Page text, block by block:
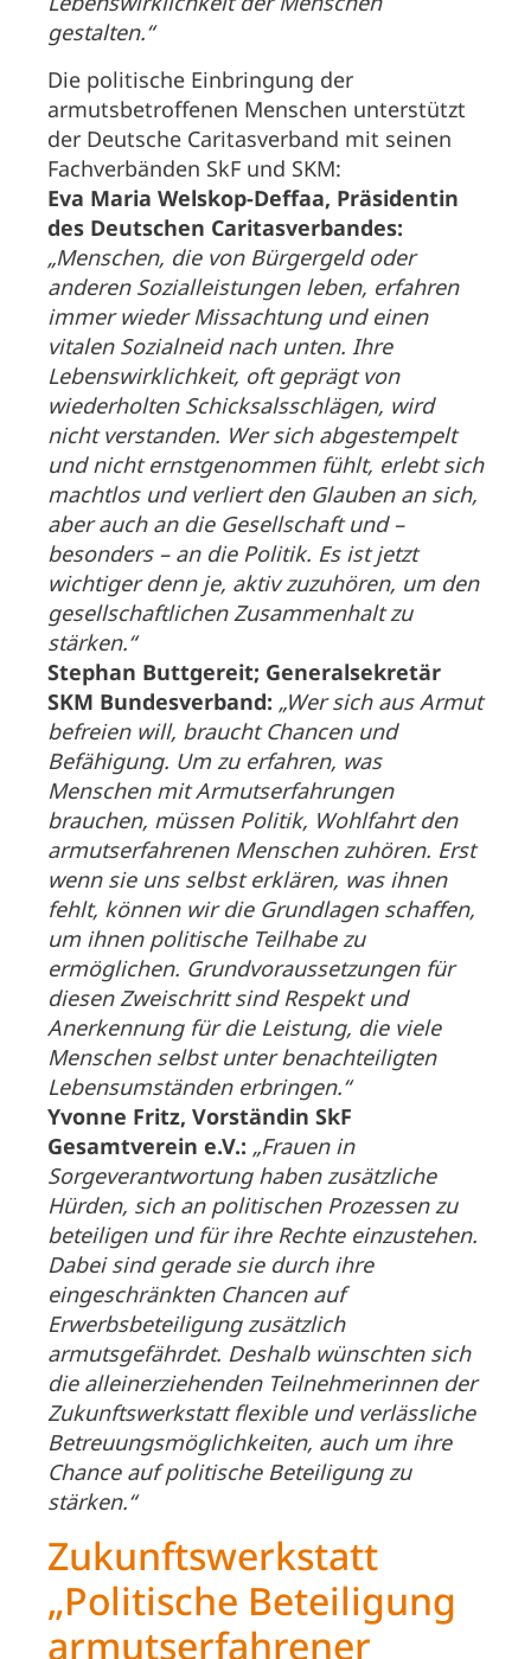
gestalten.“
Die politische Einbringung der
armutsbetroffenen Menschen unterstützt
der Deutsche Caritasverband mit seinen
Fachverbänden SkF und SKM:
Eva Maria Welskop-Deffaa, Präsidentin
des Deutschen Caritasverbandes:
„Menschen, die von Bürgergeld oder
anderen Sozialleistungen leben, erfahren
immer wieder Missachtung und einen
vitalen Sozialneid nach unten. Ihre
Lebenswirklichkeit, oft geprägt von
wiederholten Schicksalsschlägen, wird
nicht verstanden. Wer sich abgestempelt
und nicht ernstgenommen fühlt, erlebt sich
machtlos und verliert den Glauben an sich,
aber auch an die Gesellschaft und –
besonders – an die Politik. Es ist jetzt
wichtiger denn je, aktiv zuzuhören, um den
gesellschaftlichen Zusammenhalt zu
stärken.“
Stephan Buttgereit; Generalsekretär
SKM Bundesverband: „Wer sich aus Armut
befreien will, braucht Chancen und
Befähigung. Um zu erfahren, was
Menschen mit Armutserfahrungen
brauchen, müssen Politik, Wohlfahrt den
armutserfahrenen Menschen zuhören. Erst
wenn sie uns selbst erklären, was ihnen
fehlt, können wir die Grundlagen schaffen,
um ihnen politische Teilhabe zu
ermöglichen. Grundvoraussetzungen für
diesen Zweischritt sind Respekt und
Anerkennung für die Leistung, die viele
Menschen selbst unter benachteiligten
Lebensumständen erbringen.“
Yvonne Fritz, Vorständin SkF
Gesamtverein e.V.: „Frauen in
Sorgeverantwortung haben zusätzliche
Hürden, sich an politischen Prozessen zu
beteiligen und für ihre Rechte einzustehen.
Dabei sind gerade sie durch ihre
eingeschränkten Chancen auf
Erwerbsbeteiligung zusätzlich
armutsgefährdet. Deshalb wünschten sich
die alleinerziehenden Teilnehmerinnen der
Zukunftswerkstatt flexible und verlässliche
Betreuungsmöglichkeiten, auch um ihre
Chance auf politische Beteiligung zu
stärken.“
Zukunftswerkstatt
„Politische Beteiligung
armutserfahrener